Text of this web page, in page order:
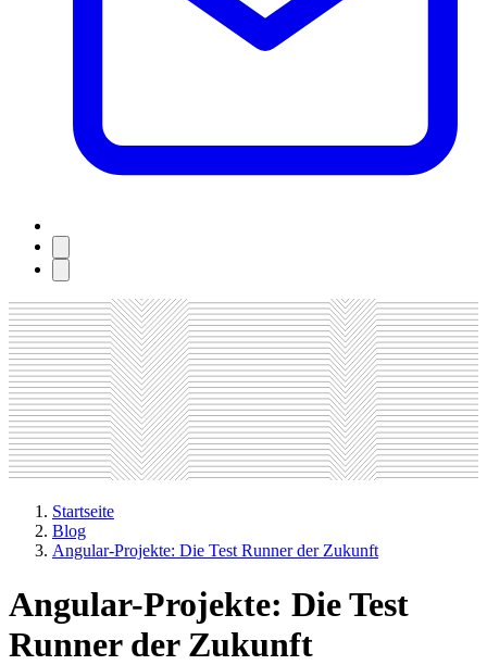
Startseite
Blog
Angular-Projekte: Die Test Runner der Zukunft
Angular-Projekte: Die Test
Runner der Zukunft